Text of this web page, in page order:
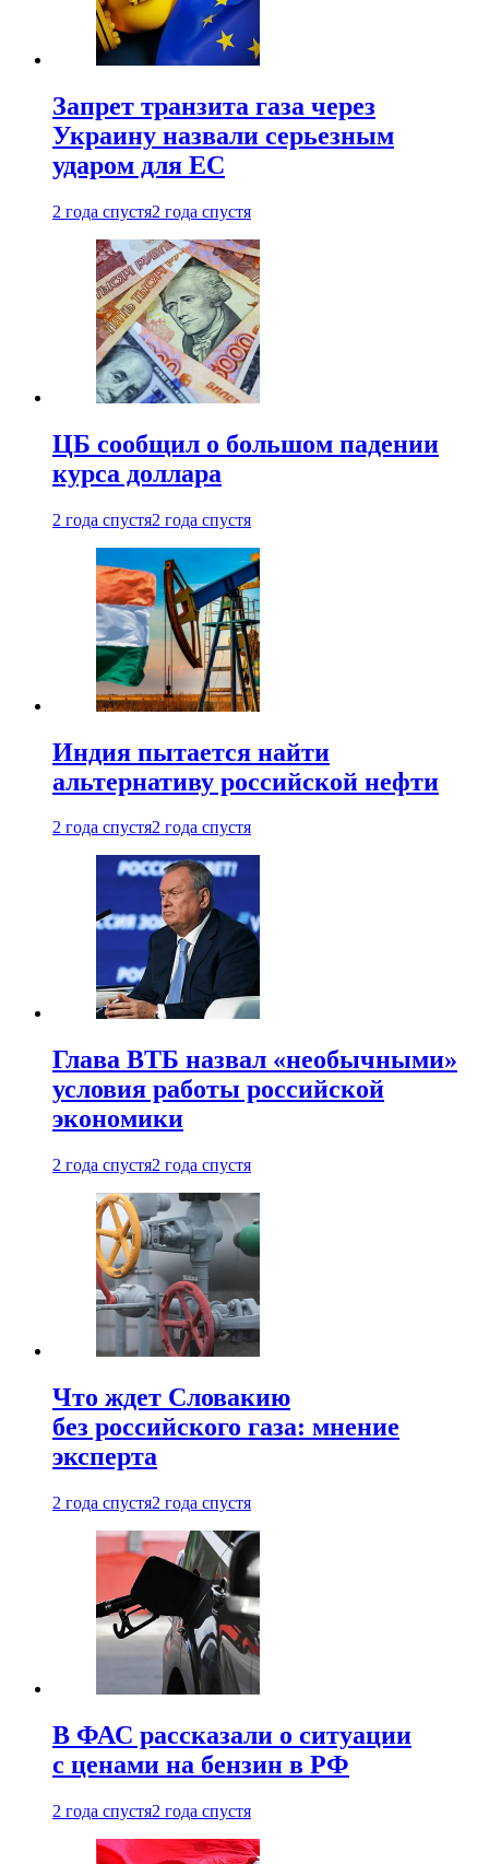
Запрет транзита газа через
Украину назвали серьезным
ударом для ЕС
2 года спустя2 года спустя
ЦБ сообщил о большом падении
курса доллара
2 года спустя2 года спустя
Индия пытается найти
альтернативу российской нефти
2 года спустя2 года спустя
Глава ВТБ назвал «необычными»
условия работы российской
экономики
2 года спустя2 года спустя
Что ждет Словакию
без российского газа: мнение
эксперта
2 года спустя2 года спустя
В ФАС рассказали о ситуации
с ценами на бензин в РФ
2 года спустя2 года спустя